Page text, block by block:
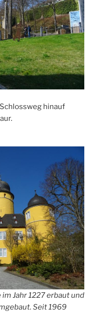
hinauf
Jahr 1227 erbaut und
Seit 1969